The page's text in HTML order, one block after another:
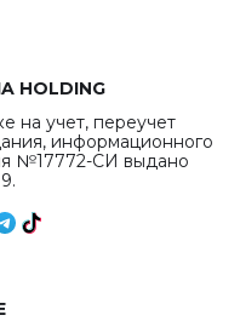
HOLDING
на учет, переучет
информационного
№17772-СИ выдано